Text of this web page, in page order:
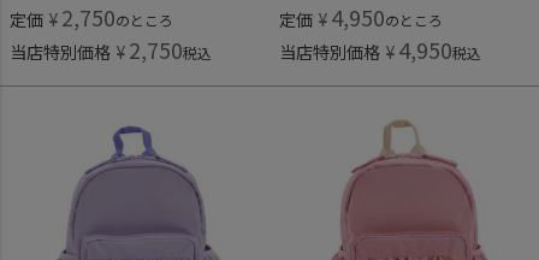
定価 ¥ 2,750のところ
当店特別価格 ¥ 2,750税込
定価 ¥ 4,950のところ
当店特別価格 ¥ 4,950税込